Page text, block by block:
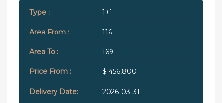
1+1
116
169
$ 456,800
2026-03-31